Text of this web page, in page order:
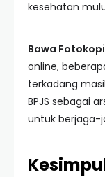
kesehatan
Bawa
online,
terkadang
BPJS sebagai
untuk berjaga-